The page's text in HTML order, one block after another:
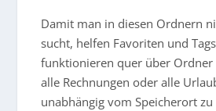
Damit man in diesen Ordnern
sucht, helfen Favoriten und
funktionieren quer über Ordner
alle Rechnungen oder alle
unabhängig vom Speicherort